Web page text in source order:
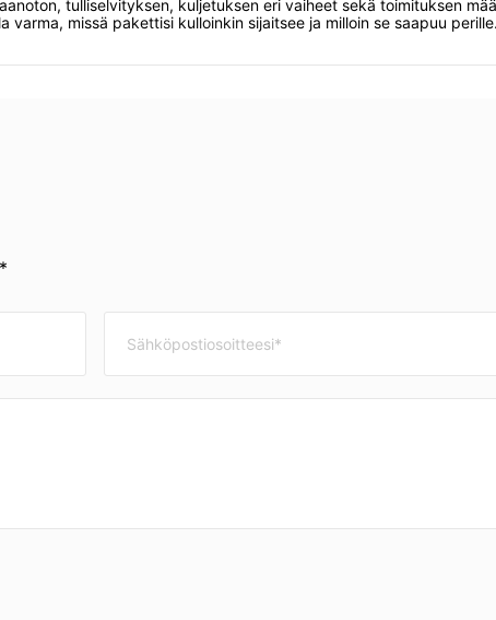
tulliselvityksen, kuljetuksen eri vaiheet sekä toimituksen
missä pakettisi kulloinkin sijaitsee ja milloin se saapuu perille.